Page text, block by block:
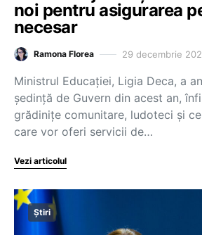
noi pentru asigurarea
necesar
Ramona Florea 29 decembrie
Ministrul Educației, Ligia Deca, a
ședință de Guvern din acest an,
grădinițe comunitare, ludoteci și
care vor oferi servicii de…
Vezi articolul
Știri